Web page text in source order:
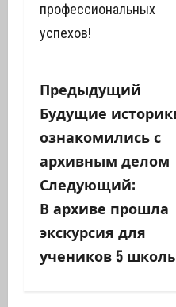
профессиональных
успехов!
Н
а
в
и
г
а
Предыдущий
Будущие
ознакомились с
архивным делом
Следующий:
В архиве прошла
экскурсия для
учеников 5